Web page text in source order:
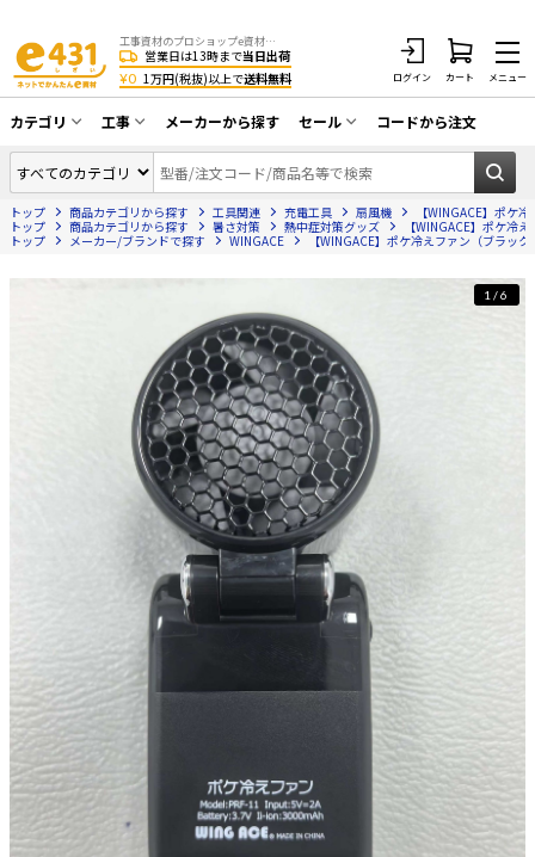
工事資材のプロショップe資材 CATV・アンテナ・防犯・光・LAN・電気・空調工事など
営業日は13時まで当日出荷
¥0 1万円(税抜)以上で送料無料 ログイン カート メニュー
カテゴリ
同軸ケーブル／テレビ用接栓／関連工具
アンテナ・取付金具・ブースター／CATV
部材類
HDMIケーブル・周辺機器／RCAケーブル
電話線／コネクタ／アダプタ
光ファイバー・融着接続機関連
LANケーブル・コネクタ・関連資材/機器
ネットワーク機器
エアコン・換気扇・空調資材
太陽光発電ケーブル・コネクタ・関連資
電源ケーブル／コネクタ／分電盤／ブレ
照明・照明器具
電源タップ・延長コード
スイッチ・コンセント（配線器具）
PF管/FEP管/CD管/情報線保護管
工事
CATV・アンテナ工事
光工事・FTTH工事
LAN配線工事
電話工事
電気配管工事
EV充電設備工事
照明設置工事
太陽光発電工事
ホテル・病院向け
メーカーから探す セール
在庫一掃セール
コードから注文
トップ 商品カテゴリから探す 工具関連 充電工具 扇風機
【WINGACE】ポケ
トップ
商品カテゴリから探す 暑さ対策 熱中症対策グッズ
【WINGACE】ポケ冷
トップ
メーカー/ブランドで探す WINGACE 【WINGACE】ポケ冷えファン（ブラック
1/6